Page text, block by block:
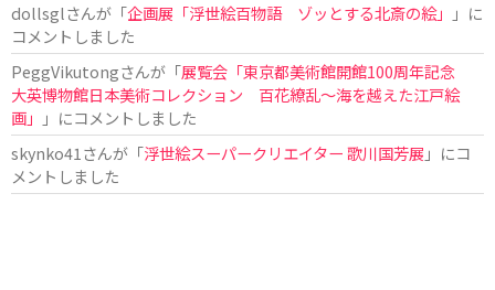
dollsglさんが「企画展「浮世絵百物語 ゾッとする北斎の絵」
」に
コメントしました
PeggVikutongさんが「展覧会「東京都美術館開館100周年記念
大英博物館日本美術コレクション 百花繚乱〜海を越えた江戸絵
画」
」にコメントしました
skynko41 さんが「浮世絵スーパークリエイター 歌川国芳展 」にコ
メントしました